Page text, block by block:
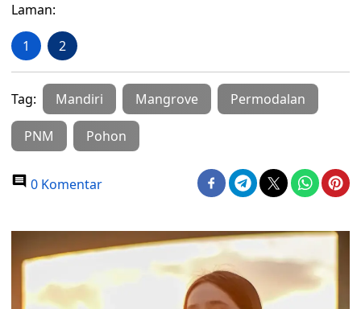
Laman:
1 2
Tag: Mandiri Mangrove Permodalan
PNM Pohon
0 Komentar